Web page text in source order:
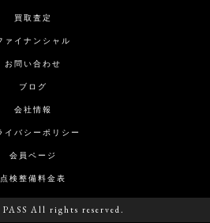
買取査定
ァイナンシャル
お問い合わせ
ブログ
会社情報
イバシーポリシー
会員ページ
点検整備料金表
PASS All rights reserved.